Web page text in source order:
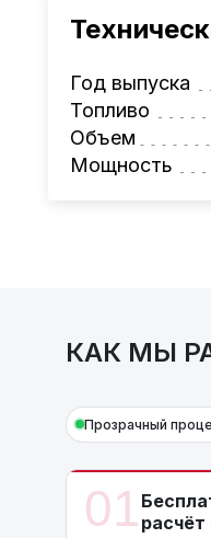
проверка
растаможке.
Также, для
Условия и
AutoCapital
–
Год выпуска
Топливо
Объем
Мощность
КАК МЫ
Прозрачный
01